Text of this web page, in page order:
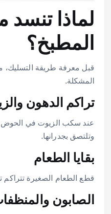
لماذا تنسد
المطبخ؟
قبل معرفة طريقة التسليك،
المشكلة.
تراكم الدهون
عند سكب الزيوت في الحوض
وتلتصق بجدرانها.
بقايا الطعام
قطع الطعام الصغيرة تتراكم
الصابون